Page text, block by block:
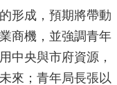
形成，預期將帶動
商機，並強調青年
中央與市府資源，
來；青年局長張以